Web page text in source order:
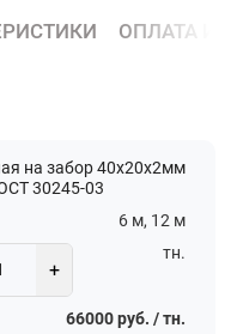
ОПЛАТА И
на забор 40х20х2мм
30245-03
6 м, 12 м
+
тн.
66000 руб. / тн.